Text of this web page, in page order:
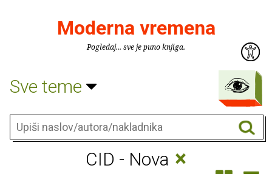
Moderna vremena
Pogledaj... sve je puno knjiga.
Sve teme
CID - Nova ×